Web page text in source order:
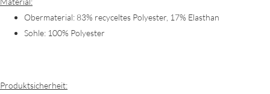
Obermaterial: 83% recyceltes Polyester, 17% Elasthan
Sohle: 100% Polyester
Produktsicherheit: